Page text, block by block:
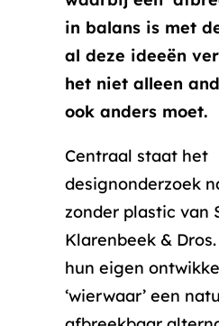
in balans is met
al deze ideeën
het niet alleen
ook anders moet.
Centraal staat het
designonderzoek
zonder plastic van
Klarenbeek &
hun eigen
‘wierwaar’ een